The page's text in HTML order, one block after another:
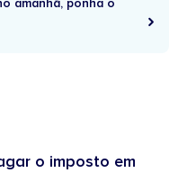
o imposto em